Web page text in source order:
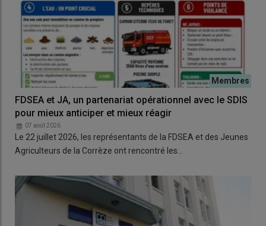
FDSEA et JA, un partenariat opérationnel avec le SDIS
pour mieux anticiper et mieux réagir
07 août 2026
Le 22 juillet 2026, les représentants de la FDSEA et des Jeunes
Agriculteurs de la Corrèze ont rencontré les…